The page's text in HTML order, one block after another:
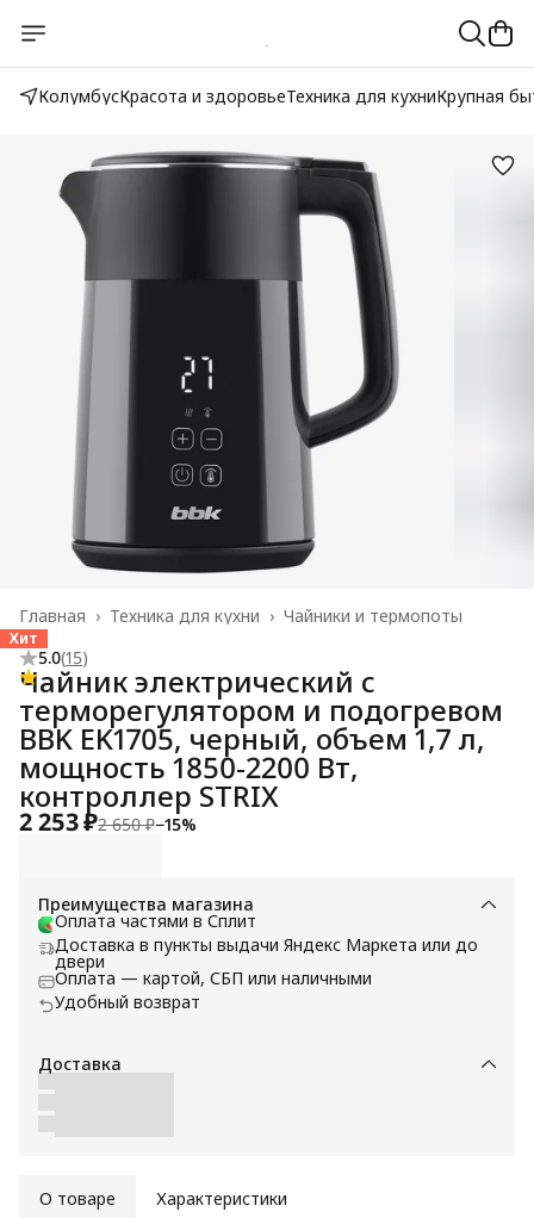
КолумбусКрасота и здоровьеТехника для кухниКрупная
Чайники и термопоты
Техника для кухни ›
Главная ›
Хит
5.0(15)
Чайник электрический с
терморегулятором и подогревом
BBK EK1705, черный, объем 1,7 л,
мощность 1850-2200 Вт,
контроллер STRIX
2 253 ₽2 650 ₽−15%
Преимущества магазина
Оплата частями в Сплит
Доставка в пункты выдачи Яндекс Маркета или до
двери
Оплата — картой, СБП или наличными
Удобный возврат
Доставка
О товаре Характеристики